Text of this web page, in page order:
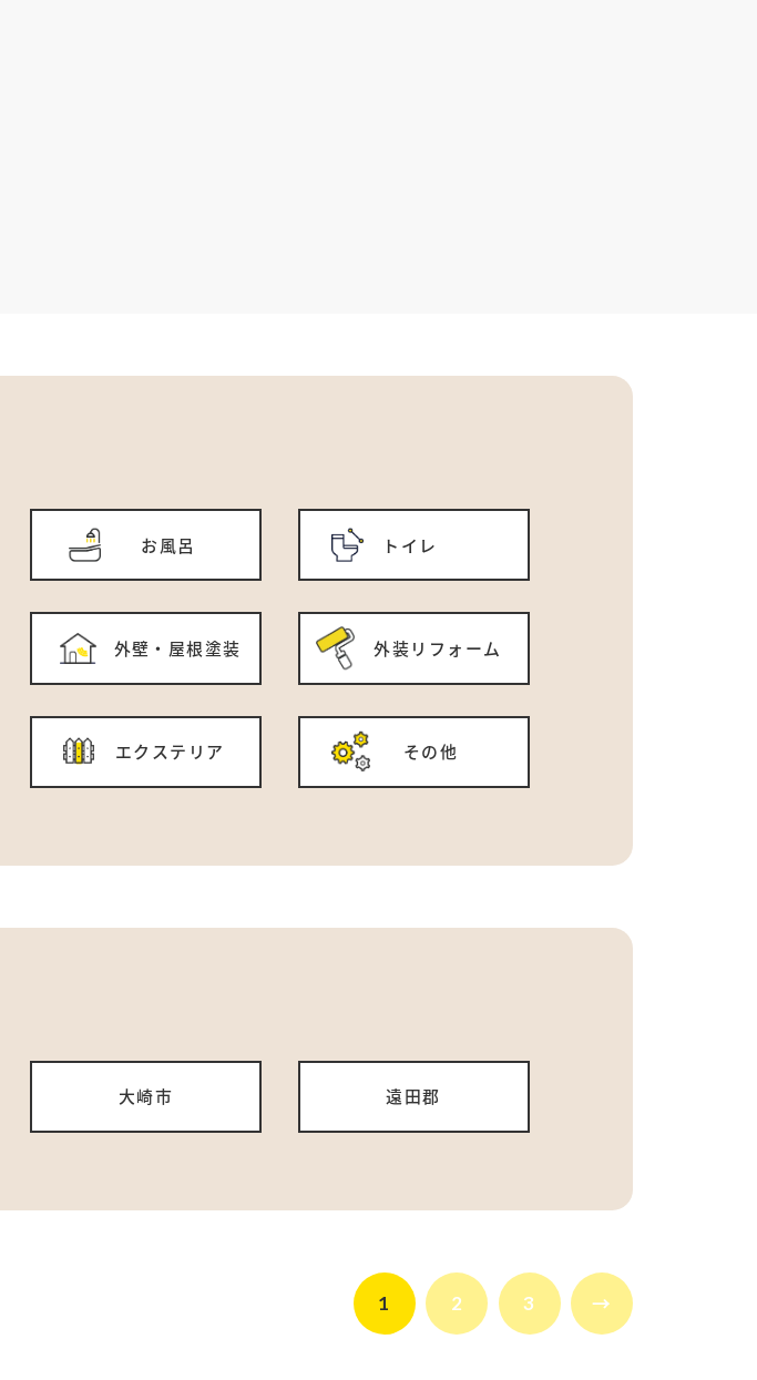
お風呂 トイレ
外壁・屋根塗装 外装リフォーム
エクステリア その他
大崎市 遠田郡
1 2 3